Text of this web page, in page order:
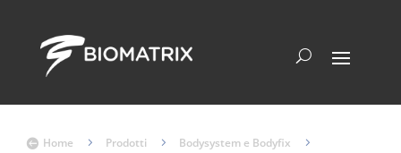
 Home 5 Prodotti 5 Bodysystem e Bodyfix 5